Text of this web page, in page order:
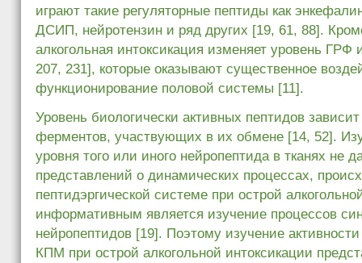
играют такие регуляторные пептиды как
ДСИП, нейротензин и ряд других [19, 61, 88].
алкогольная интоксикация изменяет уровень ГРФ
207, 231], которые оказывают существенное
функционирование половой системы [11].
Уровень биологически активных пептидов
ферментов, участвующих в их обмене [14, 52].
уровня того или иного нейропептида в тканях не
представлений о динамических процессах,
пептидэргической системе при острой
информативным является изучение процессов
нейропептидов [19]. Поэтому изучение
КПМ при острой алкогольной интоксикации